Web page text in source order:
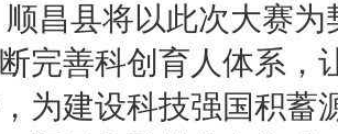
顺昌县将以此次大赛
完善科创育人体系，
为建设科技强国积蓄